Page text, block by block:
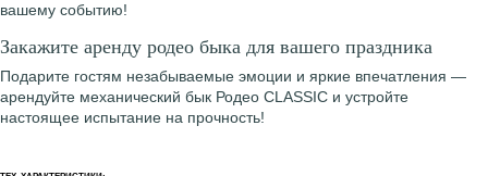
вашему событию!
Закажите аренду родео быка для вашего праздника
Подарите гостям незабываемые эмоции и яркие впечатления —
арендуйте механический бык Родео CLASSIC и устройте
настоящее испытание на прочность!